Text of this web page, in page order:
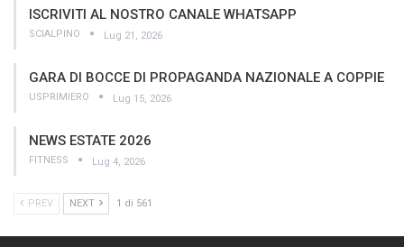
ISCRIVITI AL NOSTRO CANALE WHATSAPP
SCIALPINO Lug 21, 2026
GARA DI BOCCE DI PROPAGANDA NAZIONALE A COPPIE
USPRIMIERO Lug 15, 2026
NEWS ESTATE 2026
FITNESS Lug 4, 2026
PREV NEXT 1 di 561